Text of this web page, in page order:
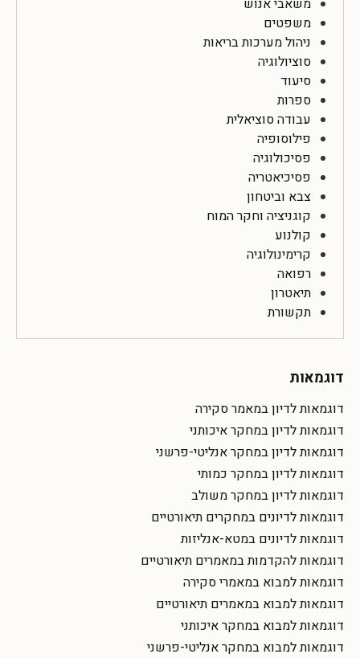
משפטים
ניהול מערכות בריאות
סוציולוגיה
סיעוד
ספרות
עבודה סוציאלית
פילוסופיה
פסיכולוגיה
פסיכיאטריה
צבא וביטחון
קוגניציה וחקר המוח
קולנוע
קרימינולוגיה
רפואה
תיאטרון
תקשורת
דוגמאות
דוגמאות לדיון במאמר סקירה
דוגמאות לדיון במחקר איכותני
דוגמאות לדיון במחקר אנליטי-פרשני
דוגמאות לדיון במחקר כמותי
דוגמאות לדיון במחקר משולב
דוגמאות לדיונים במחקרים תיאורטיים
דוגמאות לדיונים במטא-אנליזות
דוגמאות להקדמות במאמרים תיאורטיים
דוגמאות למבוא במאמרי סקירה
דוגמאות למבוא במאמרים תיאורטיים
דוגמאות למבוא במחקר איכותני
דוגמאות למבוא במחקר אנליטי-פרשני